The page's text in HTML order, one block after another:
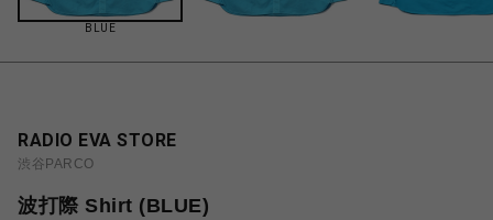
BLUE
RADIO EVA STORE
渋谷PARCO
波打際 Shirt (BLUE)